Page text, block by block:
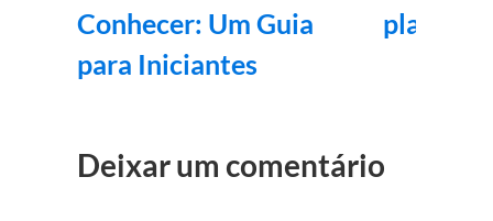
Conhecer: Um Guia
para Iniciantes
Deixar um comentário